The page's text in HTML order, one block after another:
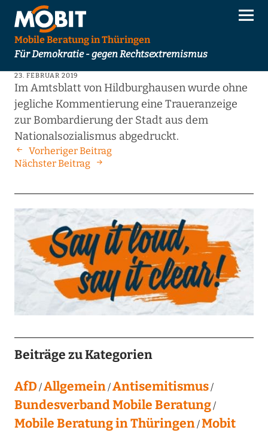
Mobile Beratung in Thüringen
Für Demokratie - gegen Rechtsextremismus
23. FEBRUAR 2019
Im Amtsblatt von Hildburghausen wurde ohne
jegliche Kommentierung eine Traueranzeige
zur Bombardierung der Stadt aus dem
Nationalsozialismus abgedruckt.
Vorheriger Beitrag
Nächster Beitrag
Beiträge zu Kategorien
AfD Allgemein Antisemitismus
Bundesverband Mobile Beratung
Mobile Beratung in Thüringen Mobit